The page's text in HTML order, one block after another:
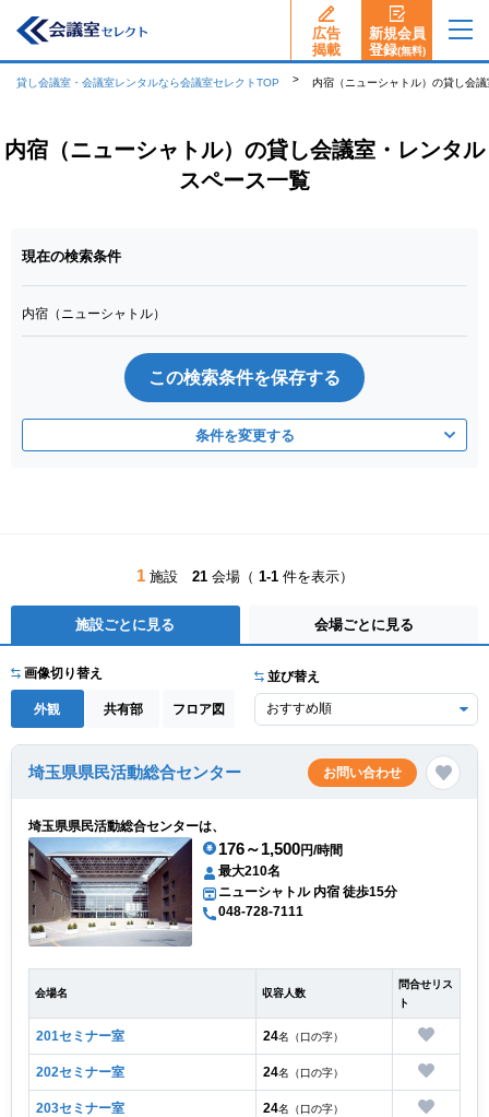
広告
揭載
新規会員
登録(無料)
貸し会議室・会議室レンタルなら会議室セレクトTOP 内宿（ニューシャトル）の貸し会
内宿（ニューシャトル）の貸し会議室・レンタル
スペース一覧
現在の検索条件
内宿（ニューシャトル）
この検索条件を保存する
条件を変更する
1施設 21会場（ 1-1件を表示）
施設ごとに見る 会場ごとに見る
画像切り替え
外観 共有部 フロア図
並び替え
埼玉県県民活動総合センター お問い合わせ
埼玉県県民活動総合センターは、
176～1,500円/時間
最大210名
ニューシャトル 内宿 徒歩15分
048-728-7111
会場名 収容人数
問合せリス
ト
201セミナー室 24名（口の字）
202セミナー室 24名（口の字）
203セミナー室 24名（口の字）